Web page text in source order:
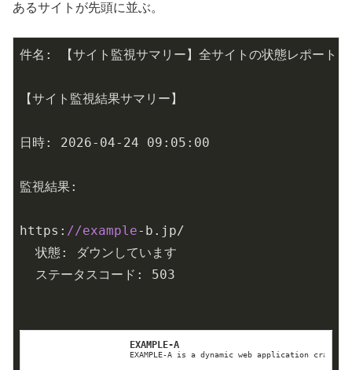
あるサイトが先頭に並ぶ。
件名: 【サイト監視サマリー】全サイトの状態レポート
【サイト監視結果サマリー】
日時: 2026- 04- 24 09: 05 : 00
監視結果:
https: //example-b.jp/
  状態: ダウンしています
  ステータスコード:
503
EXAMPLE-A
EXAMPLE-A is a dynamic web application